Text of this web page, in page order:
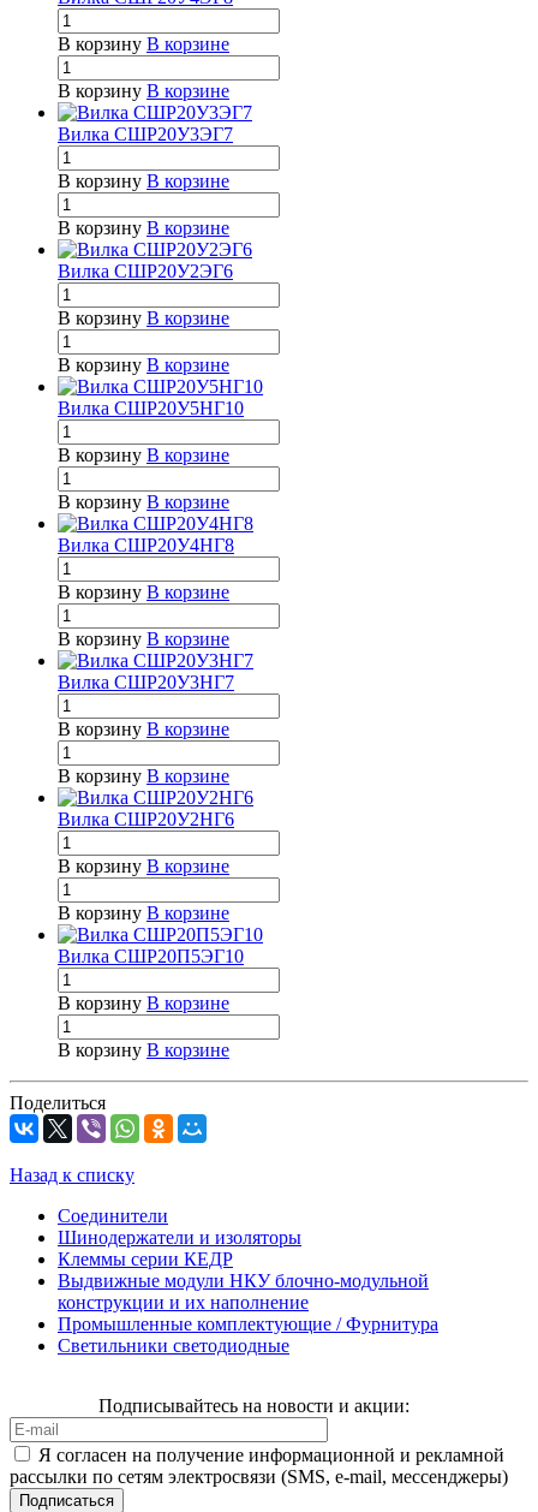
В корзину В корзине
В корзину В корзине
Вилка СШР20У3ЭГ7
В корзину В корзине
В корзину В корзине
Вилка СШР20У2ЭГ6
В корзину В корзине
В корзину В корзине
Вилка СШР20У5НГ10
В корзину В корзине
В корзину В корзине
Вилка СШР20У4НГ8
В корзину В корзине
В корзину В корзине
Вилка СШР20У3НГ7
В корзину В корзине
В корзину В корзине
Вилка СШР20У2НГ6
В корзину В корзине
В корзину В корзине
Вилка СШР20П5ЭГ10
В корзину В корзине
В корзину В корзине
Поделиться
Назад к списку
Соединители
Шинодержатели и изоляторы
Клеммы серии КЕДР
Выдвижные модули НКУ блочно-модульной
конструкции и их наполнение
Промышленные комплектующие / Фурнитура
Светильники светодиодные
Подписывайтесь на новости и акции:
Я согласен на получение информационной и рекламной
рассылки по сетям электросвязи (SMS, e-mail, мессенджеры)